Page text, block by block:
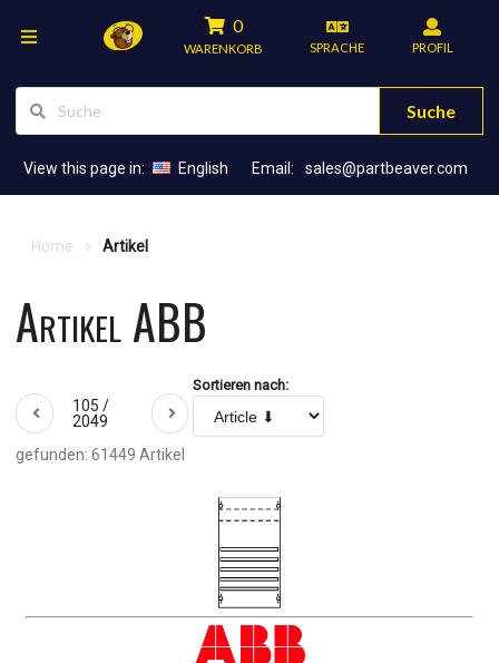
0
WARENKORB SPRACHE PROFIL
Suche
View this page in: English Email: sales@partbeaver.com
Home Artikel
Artikel ABB
105 /
2049
Sortieren nach:
gefunden: 61449 Artikel